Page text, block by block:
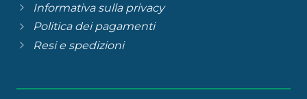
Informativa sulla privacy
Politica dei pagamenti
Resi e spedizioni